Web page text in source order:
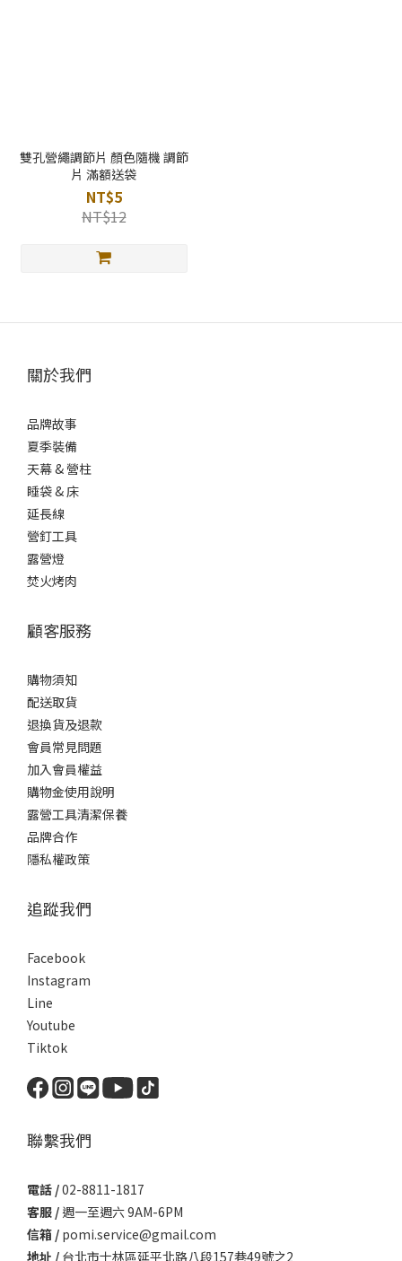
雙孔營繩調節片 顏色隨機 調節
片 滿額送袋
NT$5
NT$12
關於我們
品牌故事
夏季裝備
天幕 & 營柱
睡袋 & 床
延長線
營釘工具
露營燈
焚火烤肉
顧客服務
購物須知
配送取貨
退換貨及退款
會員常見問題
加入會員權益
購物金使用說明
露營工具清潔保養
品牌合作
隱私權政策
追蹤我們
Facebook
Instagram
Line
Youtube
Tiktok
聯繫我們
電話 /02-8811-1817
客服 /週一至週六 9AM-6PM
信箱 / pomi.service@gmail.com
地址 / 台北市士林區延平北路八段157巷49號之2